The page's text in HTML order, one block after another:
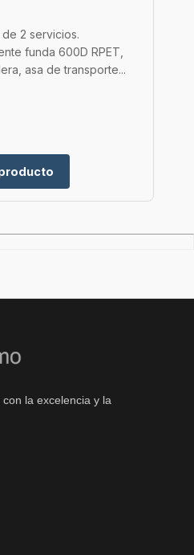
2 servicios.
funda 600D RPET,
asa de transporte...
la excelencia y la